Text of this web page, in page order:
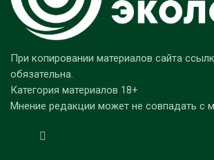
При копировании материалов сайта
обязательна.
Категория материалов 18+
Мнение редакции может не совпадать с